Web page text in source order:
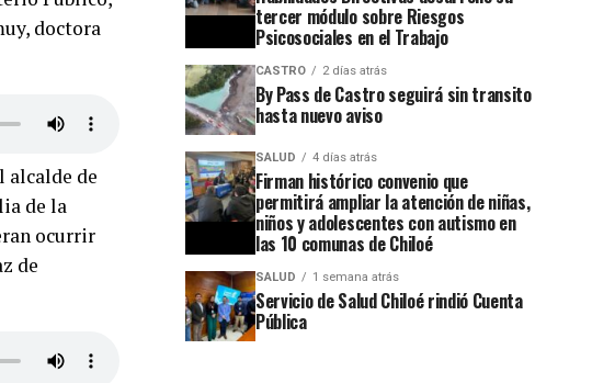
doctora
alcalde de
de la
ocurrir
de
tercer módulo sobre Riesgos
Psicosociales en el Trabajo
CASTRO 2 días atrás
By Pass de Castro seguirá sin transito
hasta nuevo aviso
SALUD 4 días atrás
Firman histórico convenio que
permitirá ampliar la atención de niñas,
niños y adolescentes con autismo en
las 10 comunas de Chiloé
SALUD 1 semana atrás
Servicio de Salud Chiloé rindió Cuenta
Pública